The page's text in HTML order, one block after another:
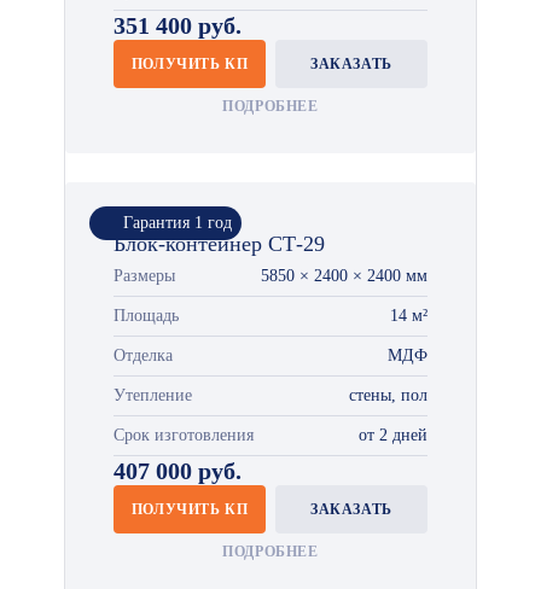
351 400 руб.
ПОЛУЧИТЬ КП ЗАКАЗАТЬ
ПОДРОБНЕЕ
Гарантия 1 год
Блок-контейнер СТ-29
Размеры 5850 × 2400 × 2400 мм
Площадь 14 м²
Отделка МДФ
Утепление стены, пол
Срок изготовления от 2 дней
407 000 руб.
ПОЛУЧИТЬ КП ЗАКАЗАТЬ
ПОДРОБНЕЕ